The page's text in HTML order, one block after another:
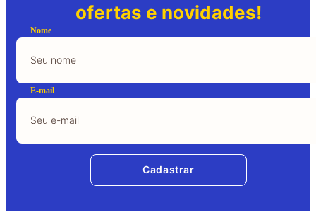
ofertas e novidades!
Nome
E-mail
Cadastrar